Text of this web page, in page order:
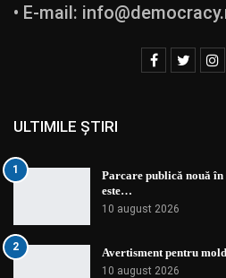
• E-mail:
ULTIMILE ȘTIRI
1
Parcare publică nouă
este…
10 august 2026
2 Avertisment pentru
10 august 2026